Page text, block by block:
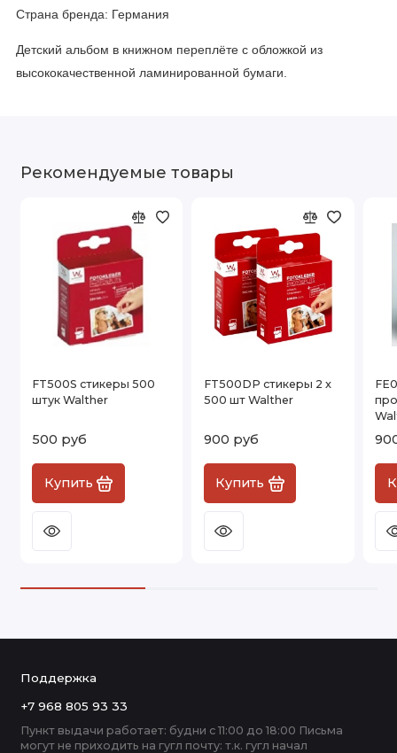
Страна бренда: Германия
Детский альбом в книжном переплёте с обложкой из
высококачественной ламинированной бумаги.
Рекомендуемые товары
FT500S стикеры 500
штук Walther
500 руб
Купить
FT500DP стикеры 2 x
500 шт Walther
900 руб
Купить
Поддержка
+7 968 805 93 33
Пункт выдачи работает: будни с 11:00 до 18:00 Письма
могут не приходить на гугл почту: т.к. гугл начал